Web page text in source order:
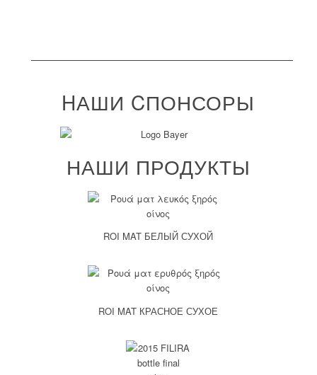
ΗАШИ CПОНСОРЫ
НАШИ ПРОДУКТЫ
ROI MAT БЕЛЫЙ СУХОЙ
ROI MAT КРАСНОЕ СУХОЕ